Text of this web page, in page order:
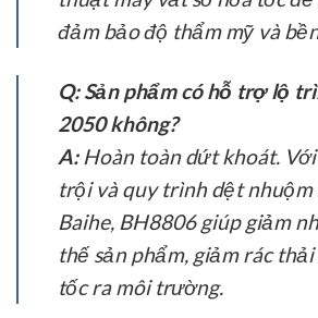
đảm bảo độ thẩm mỹ và
Q: Sản phẩm có hỗ trợ lộ
2050 không?
A:Hoàn toàn dứt khoát.
trội và quy trình dệt nhuộm
Baihe, BH8806 giúp giảm
thế sản phẩm, giảm rác
tốc ra môi trường.